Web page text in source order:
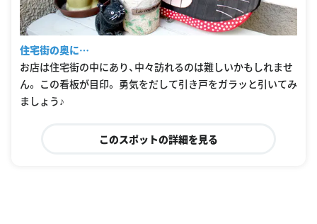
住宅街の奥に…
お店は住宅街の中にあり、中々訪れるのは難しいかもしれませ
ん。 この看板が目印。 勇気をだして引き戸をガラッと引いてみ
ましょう♪
このスポットの詳細を見る